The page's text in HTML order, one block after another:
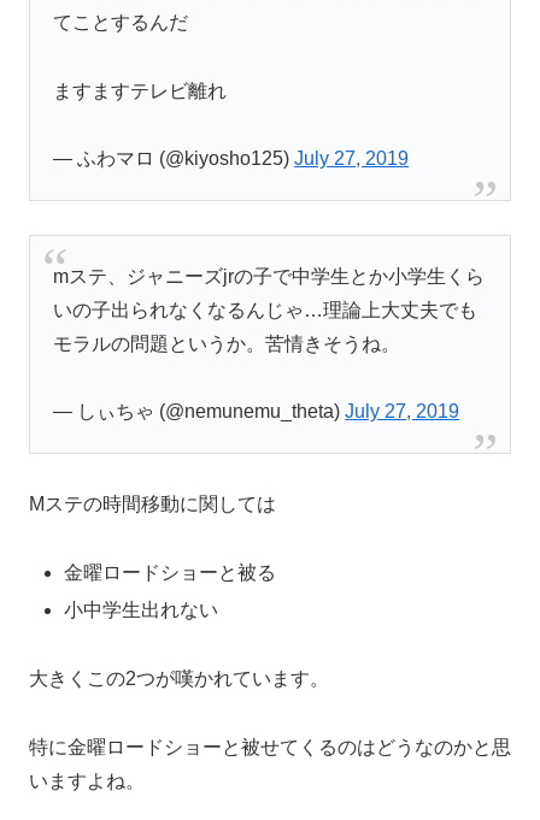
てことするんだ
ますますテレビ離れ
— ふわマロ (@kiyosho125)July 27, 2019
mステ、ジャニーズjrの子で中学生とか小学生くら
いの子出られなくなるんじゃ…理論上大丈夫でも
モラルの問題というか。苦情きそうね。
— しぃちゃ (@nemunemu_theta)July 27, 2019
Mステの時間移動に関しては
金曜ロードショーと被る
小中学生出れない
大きくこの2つが嘆かれています。
特に金曜ロードショーと被せてくるのはどうなのかと思
いますよね。